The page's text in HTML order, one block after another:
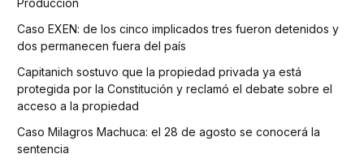
Producción
Caso EXEN: de los cinco implicados tres fueron detenidos y
dos permanecen fuera del país
Capitanich sostuvo que la propiedad privada ya está
protegida por la Constitución y reclamó el debate sobre el
acceso a la propiedad
Caso Milagros Machuca: el 28 de agosto se conocerá la
sentencia